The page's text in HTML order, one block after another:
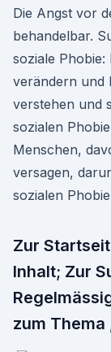
Die Angst vor
behandelbar.
soziale
verändern und
verstehen und
sozialen
Menschen,
versagen,
sozialen
Zur
Inhalt; Zur
zum Thema